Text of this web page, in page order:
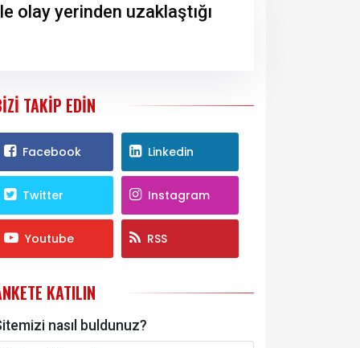
olay yerinden uzaklaştığı
TAKIP EDIN
Facebook Linkedin
Twitter Instagram
Youtube RSS
KATILIN
nasıl buldunuz?